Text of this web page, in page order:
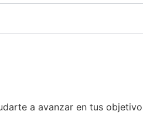
a avanzar en tus